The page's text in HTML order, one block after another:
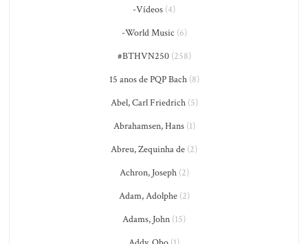
-Vídeos (4)
-World Music (6)
#BTHVN250(258)
15 anos de PQP Bach(8)
Abel, Carl Friedrich(5)
Abrahamsen, Hans(1)
Abreu, Zequinha de (2)
Achron, Joseph(2)
Adam, Adolphe(2)
Adams, John (15)